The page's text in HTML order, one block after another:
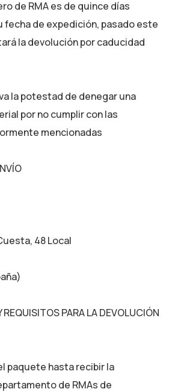
de RMA es de quince días
fecha de expedición, pasado este
la devolución por caducidad
la potestad de denegar una
por no cumplir con las
mencionadas
48 Local
PARA LA DEVOLUCIÓN
paquete hasta recibir la
de RMAs de